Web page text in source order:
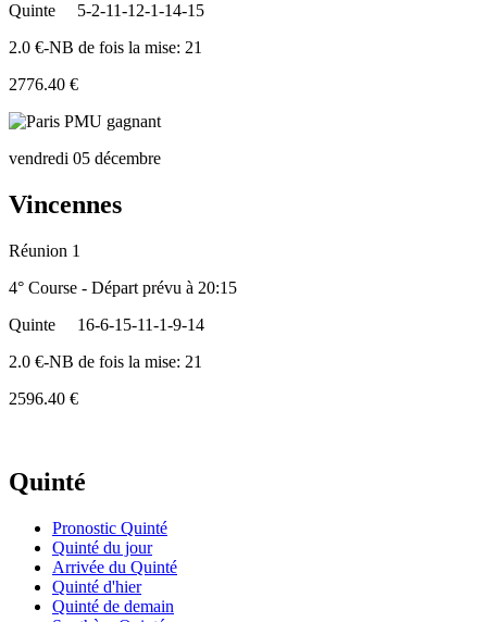
Quinte
5-2-11-12-1-14-15
2.0 €-NB de fois la mise: 21
2776.40 €
vendredi 05 décembre
Vincennes
Réunion 1
4° Course - Départ prévu à 20:15
Quinte
16-6-15-11-1-9-14
2.0 €-NB de fois la mise: 21
2596.40 €
Quinté
Pronostic Quinté
Quinté du jour
Arrivée du Quinté
Quinté d'hier
Quinté de demain